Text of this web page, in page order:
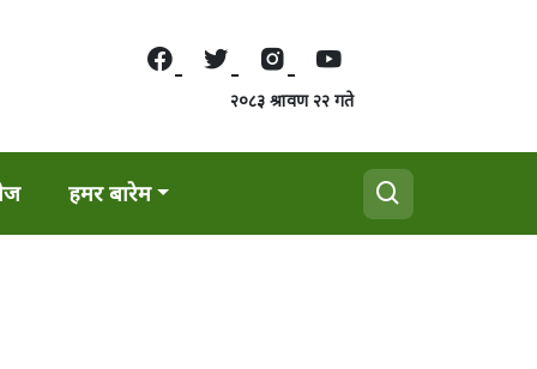
२०८३ श्रावण २२ गते
हमर बारेम